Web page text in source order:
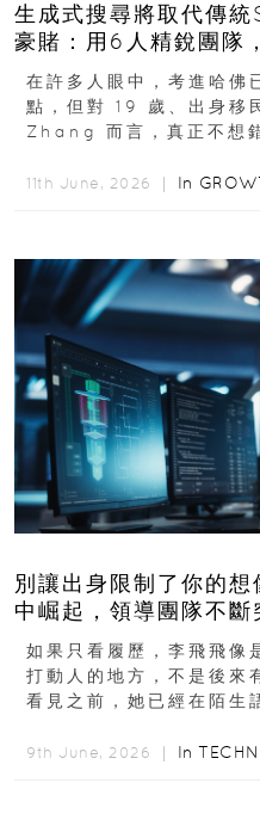
生成式搜尋將取代傳
豪賭：用6人精銳團隊
機
在許多人眼中，考進哈佛
點，但對 19 歲、出身
Zhang 而言，真正不想
11th June, 2026 ｜ In
別讓出身限制了你的
中崛起，領導團隊不斷
「教母」？
如果只看履歷，李飛飛像
打動人的地方，不是後來
看見之前，她已經在陌生
西...
9th June, 2026 ｜ In